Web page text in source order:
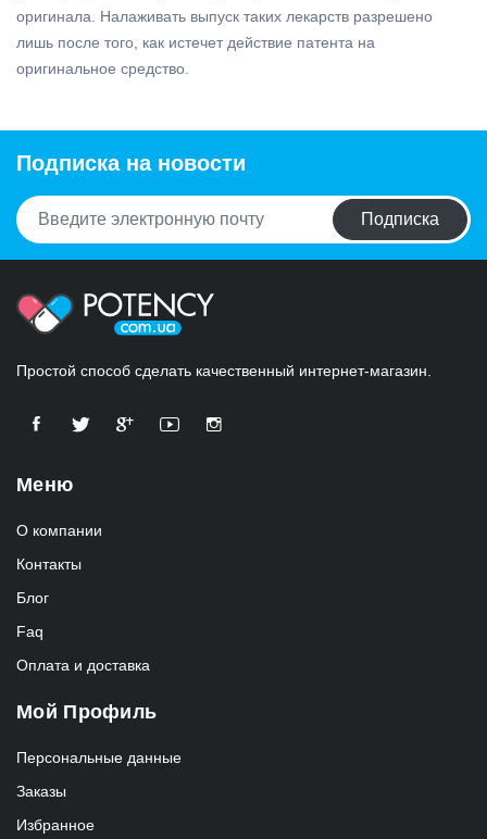
оригинала. Налаживать выпуск таких лекарств разрешено
лишь после того, как истечет действие патента на
оригинальное средство.
Подписка на новости
Подписка
Простой способ сделать качественный интернет-магазин.
Меню
О компании
Контакты
Блог
Faq
Оплата и доставка
Мой Профиль
Персональные данные
Заказы
Избранное